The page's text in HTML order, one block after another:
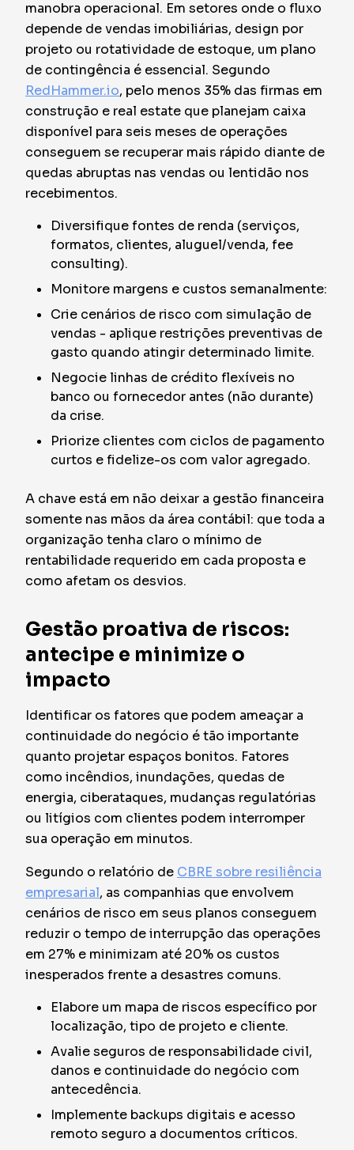
manobra operacional. Em setores onde o fluxo
depende de vendas imobiliárias, design por
projeto ou rotatividade de estoque, um plano
de contingência é essencial. Segundo
RedHammer.io, pelo menos 35% das firmas em
construção e real estate que planejam caixa
disponível para seis meses de operações
conseguem se recuperar mais rápido diante de
quedas abruptas nas vendas ou lentidão nos
recebimentos.
Diversifique fontes de renda (serviços,
formatos, clientes, aluguel/venda, fee
consulting).
Monitore margens e custos semanalmente:
Crie cenários de risco com simulação de
vendas - aplique restrições preventivas de
gasto quando atingir determinado limite.
Negocie linhas de crédito flexíveis no
banco ou fornecedor antes (não durante)
da crise.
Priorize clientes com ciclos de pagamento
curtos e fidelize-os com valor agregado.
A chave está em não deixar a gestão financeira
somente nas mãos da área contábil: que toda a
organização tenha claro o mínimo de
rentabilidade requerido em cada proposta e
como afetam os desvios.
Gestão proativa de riscos:
antecipe e minimize o
impacto
Identificar os fatores que podem ameaçar a
continuidade do negócio é tão importante
quanto projetar espaços bonitos. Fatores
como incêndios, inundações, quedas de
energia, ciberataques, mudanças regulatórias
ou litígios com clientes podem interromper
sua operação em minutos.
Segundo o relatório de CBRE sobre resiliência
empresarial, as companhias que envolvem
cenários de risco em seus planos conseguem
reduzir o tempo de interrupção das operações
em 27% e minimizam até 20% os custos
inesperados frente a desastres comuns.
Elabore um mapa de riscos específico por
localização, tipo de projeto e cliente.
Avalie seguros de responsabilidade civil,
danos e continuidade do negócio com
antecedência.
Implemente backups digitais e acesso
remoto seguro a documentos críticos.